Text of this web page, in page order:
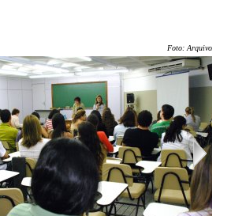
Foto: Arquivo/Unoeste